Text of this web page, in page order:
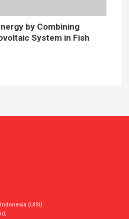
by Combining
System in Fish
(UISI)
;